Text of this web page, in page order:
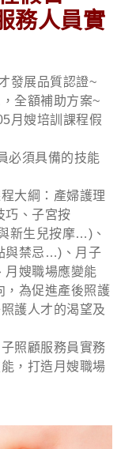
務人員實
發展品質認證~
全額補助方案~
月嫂培訓課程假
必須具備的技能
大綱：產婦護理
巧、子宮按
新生兒按摩…)、
與禁忌…)、月子
月嫂職場應變能
，為促進產後照護
護人才的渴望及
照顧服務員實務
，打造月嫂職場